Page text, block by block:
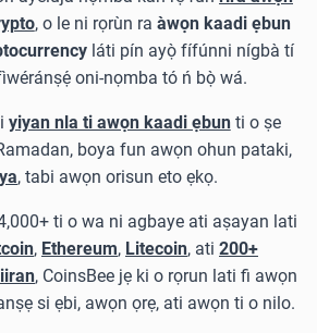
, o le ni rọrùn ra àwọn kaadi ẹbun
láti pín ayọ̀ fífúnni nígbà tí
oni-nọmba tó ń bọ̀ wá.
yiyan nla ti awọn kaadi ẹbunti o ṣe
boya fun awọn ohun pataki,
, tabi awọn orisun eto ẹkọ.
ti o wa ni agbaye ati aṣayan lati
, Ethereum, Litecoin, ati 200+
, CoinsBee jẹ ki o rọrun lati fi awọn
si ẹbi, awọn ọrẹ, ati awọn ti o nilo.